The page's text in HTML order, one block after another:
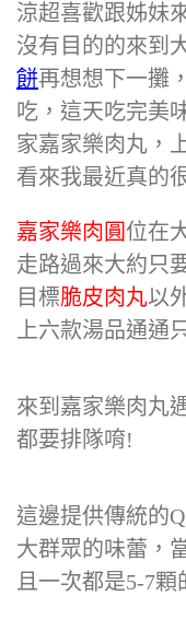
涼超喜歡跟姊妹
沒有目的的來到
餅再想想下一攤
吃，這天吃完美
家嘉家樂肉丸，
看來我最近真的
嘉家樂肉圓 位在
走路過來大約只
目標脆皮肉丸以
上六款湯品通通
來到嘉家樂肉丸
都要排隊唷!
這邊提供傳統的
大群眾的味蕾，
且一次都是5-7顆